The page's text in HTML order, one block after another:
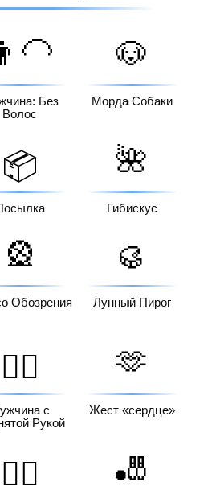
Без
Волос
🐶
Морда Собаки
📦 🌺
Гибискус
🎡
Обозрения
🥮
Лунный Пирог
🙋‍♂️
с
Рукой
🫶
Жест «сердце»
👩‍⚖️ 🎳